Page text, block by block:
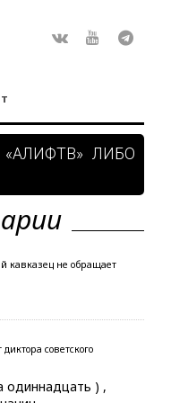
ЛИБО
кавказец не обращает
советского
одиннадцать ) ,